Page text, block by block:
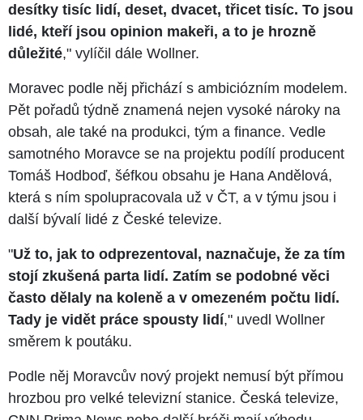
desítky tisíc lidí, deset, dvacet, třicet tisíc. To jsou
lidé, kteří jsou opinion makeři, a to je hrozně
důležité," vylíčil dále Wollner.
Moravec podle něj přichází s ambiciózním modelem.
Pět pořadů týdně znamená nejen vysoké nároky na
obsah, ale také na produkci, tým a finance. Vedle
samotného Moravce se na projektu podílí producent
Tomáš Hodboď, šéfkou obsahu je Hana Andělová,
která s ním spolupracovala už v ČT, a v týmu jsou i
další bývalí lidé z České televize.
"Už to, jak to odprezentoval, naznačuje, že za tím
stojí zkušená parta lidí. Zatím se podobné věci
často dělaly na koleně a v omezeném počtu lidí.
Tady je vidět práce spousty lidí," uvedl Wollner
směrem k poutáku.
Podle něj Moravcův nový projekt nemusí být přímou
hrozbou pro velké televizní stanice. Česká televize,